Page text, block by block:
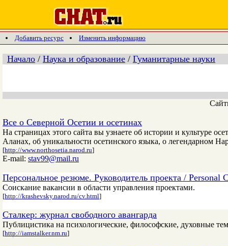
Добавить ресурс Изменить информацию
Начало / Наука и образование / Гуманитарные науки
Все о Северной Осетии и осетинах
На страницах этого сайта вы узнаете об истории и культуре
Аланах, об уникальности осетинского языка, о легендарном
[http://www.northosetia.narod.ru]
E-mail: stav99@mail.ru
Персональное резюме. Руководитель проекта / Personal
Соискание вакансии в области управления проектами.
[http://krashevsky.narod.ru/cv.html]
Сталкер: журнал свободного авангарда
Публицистика на психологические, философские, духовные
[http://iamstalker.nm.ru]